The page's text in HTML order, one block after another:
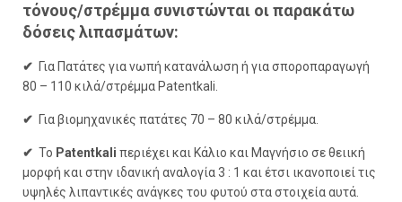
τόνους/στρέμμα συνιστώνται οι παρακάτω
δόσεις λιπασμάτων:
✔ Για Πατάτες για νωπή κατανάλωση ή για σποροπαραγωγή
80 – 110 κιλά/στρέμμα Patentkali.
✔ Για βιομηχανικές πατάτες 70 – 80 κιλά/στρέμμα.
✔ Το Patentkali περιέχει και Κάλιο και Μαγνήσιο σε θειική
μορφή και στην ιδανική αναλογία 3 : 1 και έτσι ικανοποιεί τις
υψηλές λιπαντικές ανάγκες του φυτού στα στοιχεία αυτά.